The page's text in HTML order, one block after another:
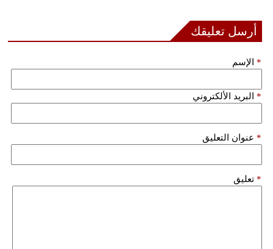
أرسل تعليقك
الإسم *
البريد الألكتروني *
عنوان التعليق *
تعليق *